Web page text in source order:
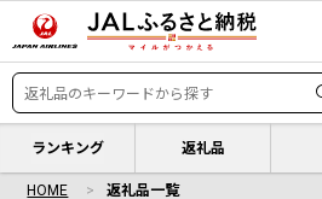
ランキング 返礼品
HOME 返礼品一覧